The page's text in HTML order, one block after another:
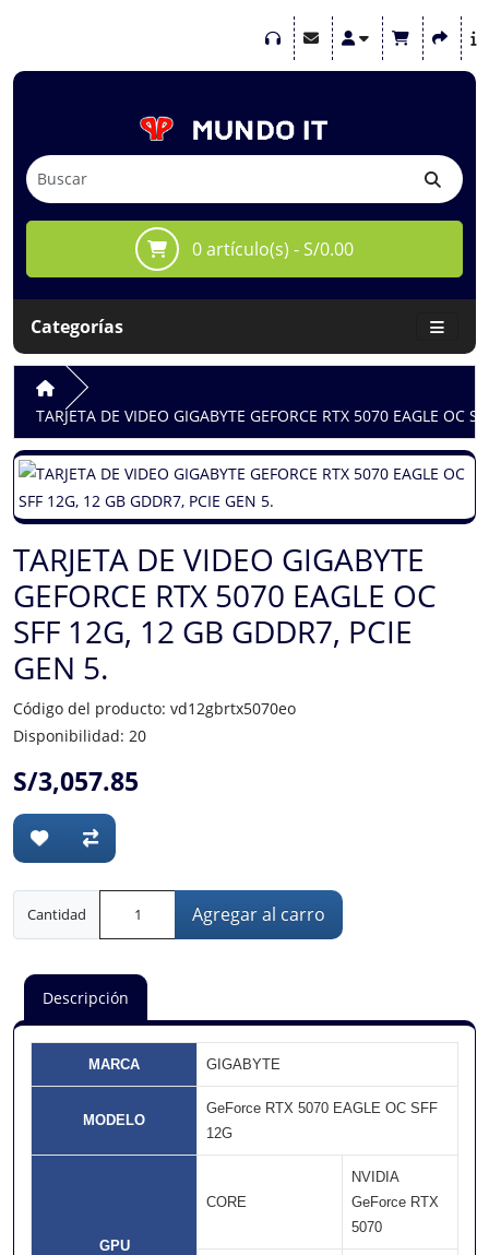
0 artículo(s) - S/0.00
Categorías
TARJETA DE VIDEO GIGABYTE GEFORCE RTX 5070 EAGLE OC
TARJETA DE VIDEO GIGABYTE
GEFORCE RTX 5070 EAGLE OC
SFF 12G, 12 GB GDDR7, PCIE
GEN 5.
Código del producto: vd12gbrtx5070eo
Disponibilidad: 20
S/3,057.85
Cantidad Agregar al carro
Descripción
MARCA GIGABYTE
MODELO
GeForce RTX 5070 EAGLE OC SFF
12G
GPU
CORE
NVIDIA
GeForce RTX
5070